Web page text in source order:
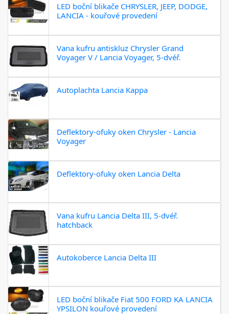
LED boční blikače CHRYSLER, JEEP, DODGE,
LANCIA - kouřové provedení
Vana kufru antiskluz Chrysler Grand
Voyager V / Lancia Voyager, 5-dvéř.
Autoplachta Lancia Kappa
Deflektory-ofuky oken Chrysler - Lancia
Voyager
Deflektory-ofuky oken Lancia Delta
Vana kufru Lancia Delta III, 5-dvéř.
hatchback
Autokoberce Lancia Delta III
LED boční blikače Fiat 500 FORD KA LANCIA
YPSILON kouřové provedení